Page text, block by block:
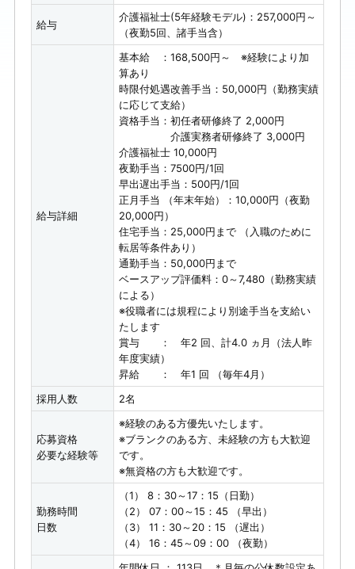
給与
介護福祉士(5年経験モデル)：257,000円～
（夜勤5回、諸手当含）
給与詳細
基本給 ：168,500円～ ※経験により加
算あり
時限付処遇改善手当：50,000円（勤務実績
に応じて支給）
資格手当：初任者研修終了 2,000円
介護実務者研修終了 3,000円
介護福祉士 10,000円
夜勤手当：7500円/1回
早出遅出手当：500円/1回
正月手当 （年末年始）：10,000円（夜勤
20,000円）
住宅手当：25,000円まで （入職のために
転居等条件あり）
通勤手当：50,000円まで
ベースアップ評価料：0～7,480（勤務実績
による）
※役職者には規程により別途手当を支給い
たします
賞与 ： 年2 回、計4.0 ヵ月（法人昨
年度実績）
昇給 ： 年1 回 （毎年4月）
採用人数
2名
応募資格
必要な経験等
※経験のある方優先いたします。
※ブランクのある方、未経験の方も大歓迎
です。
※無資格の方も大歓迎です。
勤務時間
日数
（1） 8：30～17：15（日勤）
（2） 07：00～15：45 （早出）
（3） 11：30～20：15 （遅出）
（4） 16：45～09：00 （夜勤）